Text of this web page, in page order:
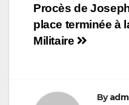
de
Procès de
place terminée à
Militaire
By